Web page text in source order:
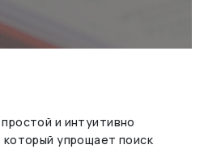
и интуитивно
упрощает поиск